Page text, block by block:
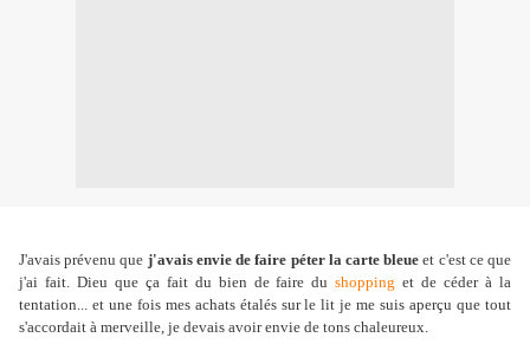
J'avais prévenu que j'avais envie de faire péter la carte bleue et c'est ce que
j'ai fait. Dieu que ça fait du bien de faire dushopping et de céder à la
tentation... et une fois mes achats étalés sur le lit je me suis aperçu que tout
s'accordait à merveille, je devais avoir envie de tons chaleureux.